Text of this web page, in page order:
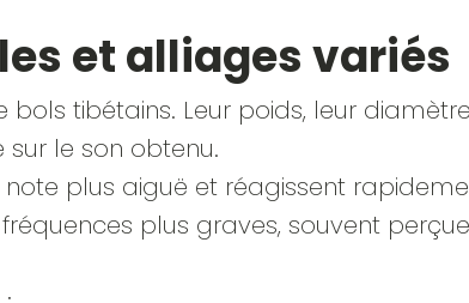
et alliages variés
bols tibétains. Leur poids, leur
le son obtenu.
plus aiguë et réagissent
plus graves, souvent